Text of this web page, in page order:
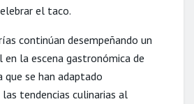
el taco.
continúan desempeñando un
la escena gastronómica de
que se han adaptado
tendencias culinarias al